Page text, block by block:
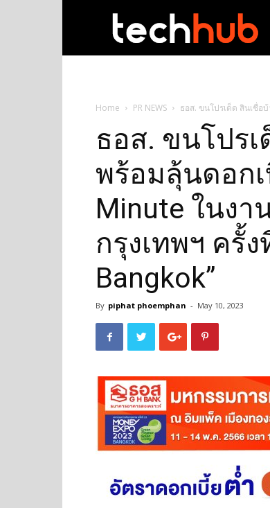
Home PR NEWS ธอส. ขนโปรเด็ด สินเชื่อ
ธอส. ขนโปร
พร้อมลุ้นดอก
Minute ในงา
กรุงเทพฯ ครั้
Bangkok”
By piphat phoemphan - May 10, 2023